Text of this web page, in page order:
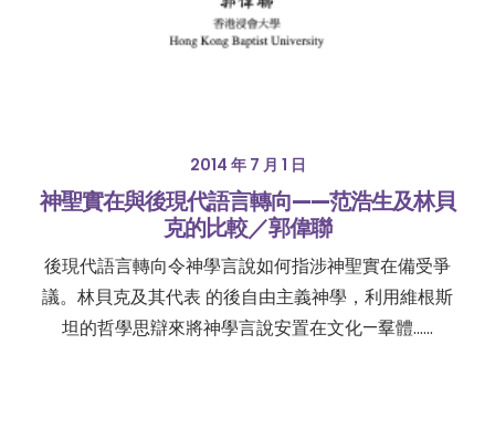
2014 年 7 月 1 日
神聖實在與後現代語言轉向——范浩生及林貝
克的比較／郭偉聯
後現代語言轉向令神學言說如何指涉神聖實在備受爭
議。林貝克及其代表 的後自由主義神學，利用維根斯
坦的哲學思辯來將神學言說安置在文化—羣體……